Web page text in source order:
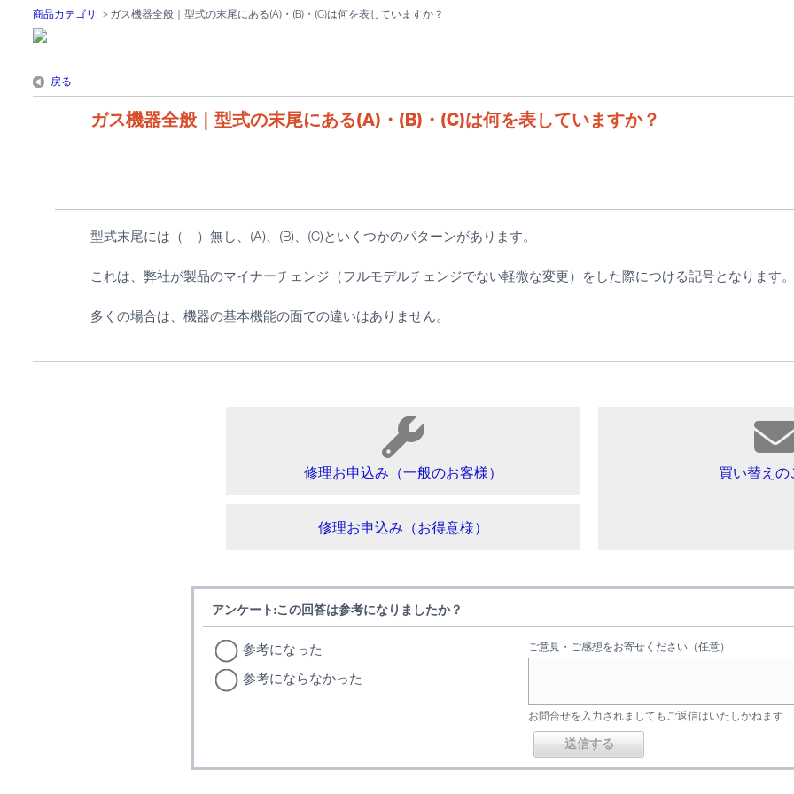
商品カテゴリ > ガス機器全般｜型式の末尾にある(A)・(B)・(C)は何を表していますか？
戻る
ガス機器全般｜型式の末尾にある(A)・(B)・(C)は何を表していますか？
型式末尾には（ ）無し、(A)、(B)、(C)といくつかのパターンがあります。
これは、弊社が製品のマイナーチェンジ（フルモデルチェンジでない軽微な変更）をした際につける記号となります。
多くの場合は、機器の基本機能の面での違いはありません。
修理お申込み（一般のお客様）
修理お申込み（お得意様）
買い替えの
アンケート:この回答は参考になりましたか？
参考になった
参考にならなかった
ご意見・ご感想をお寄せください（任意）
お問合せを入力されましてもご返信はいたしかねます